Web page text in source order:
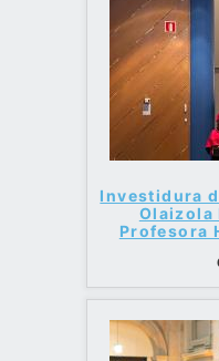
Investidura
Olaizola
Profesora